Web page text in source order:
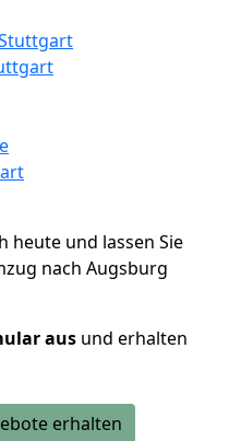
heute und lassen Sie
nach Augsburg
aus und erhalten
erhalten